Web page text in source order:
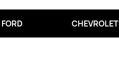
FORD CHEVROLET